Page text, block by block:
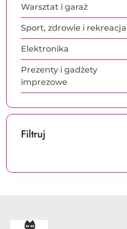
Warsztat i garaż
Sport, zdrowie i rekreacja
Elektronika
Prezenty i gadżety
imprezowe
Filtruj